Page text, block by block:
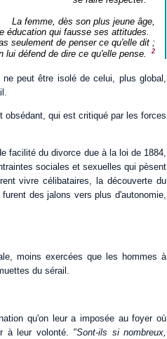
La femme, dès son plus jeune âge,
éducation qui fausse ses attitudes.
seulement de penser ce qu'elle dit ;
lui défend de dire ce qu'elle pense.
2
peut être isolé de celui, plus global,
qui est critiqué par les forces
facilité du divorce due à la loi de 1884,
sociales et sexuelles qui pèsent
vivre célibataires, la découverte du
des jalons vers plus d'autonomie,
moins exercées que les hommes à
du sérail.
qu'on leur a imposée au foyer où
à leur volonté. "Sont-ils si nombreux,